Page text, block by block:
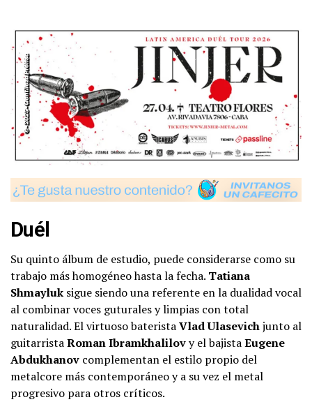
Duél
Su quinto álbum de estudio, puede considerarse como su
trabajo más homogéneo hasta la fecha. Tatiana
Shmayluk sigue siendo una referente en la dualidad vocal
al combinar voces guturales y limpias con total
naturalidad. El virtuoso bateristaVlad Ulasevichjunto al
guitarristaRoman Ibramkhalilovy el bajistaEugene
Abdukhanov complementan el estilo propio del
metalcore más contemporáneo y a su vez el metal
progresivo para otros críticos.